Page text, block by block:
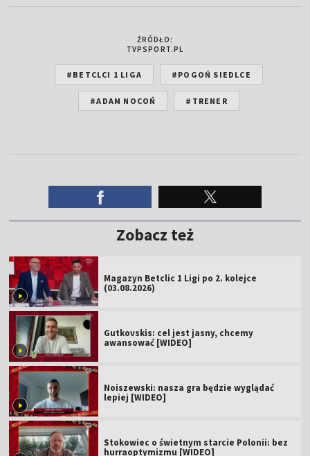
ŹRÓDŁO:
TVPSPORT.PL
#BETCLCI 1 LIGA #POGOŃ SIEDLCE
#ADAM NOCOŃ #TRENER
Zobacz też
Magazyn Betclic 1 Ligi po 2. kolejce
(03.08.2026)
Gutkovskis: cel jest jasny, chcemy
awansować [WIDEO]
Noiszewski: nasza gra będzie wyglądać
lepiej [WIDEO]
Stokowiec o świetnym starcie Polonii: bez
hurraoptymizmu [WIDEO]